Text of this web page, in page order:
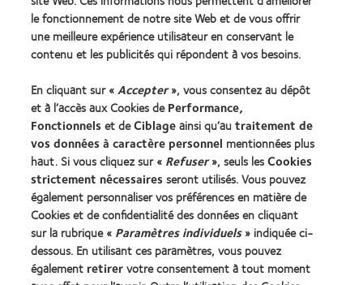
Nos produits
Technologie des lentilles de contact
Trouver un specialiste
Lentilles de contact et vision
Nouveau porteur
Porteur de longue date
À propos de CooperVision
le fonctionnement de notre site Web et de vous offrir
une meilleure expérience utilisateur en conservant le
contenu et les publicités qui répondent à vos besoins.
En cliquant sur «Accepter», vous consentez au dépôt
et à l’accès aux Cookies dePerformance,
Fonctionnelset deCiblageainsi qu’autraitement de
vos données à caractère personnel mentionnées plus
haut. Si vous cliquez sur « Refuser», seuls lesCookies
strictement nécessairesseront utilisés. Vous pouvez
également personnaliser vos préférences en matière de
Cookies et de confidentialité des données en cliquant
sur la rubrique « Paramètres individuels» indiquée ci-
dessous. En utilisant ces paramètres, vous pouvez
également retirervotre consentement à tout moment